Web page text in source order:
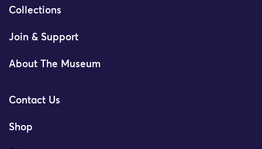
Collections
Join & Support
About The Museum
Contact Us
Shop